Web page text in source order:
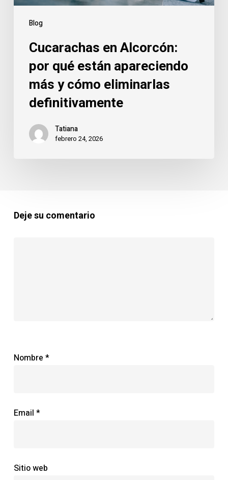
Blog
cómo
eliminarlas
Cucarachas en Alcorcón:
por qué están apareciendo
más y cómo eliminarlas
definitivamente
Tatiana
febrero 24, 2026
Deje su comentario
Nombre *
Email *
Sitio web